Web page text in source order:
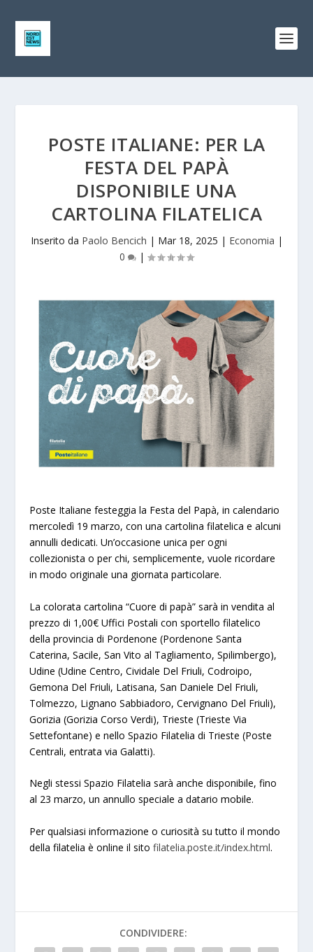
POSTE ITALIANE: PER LA
FESTA DEL PAPÀ
DISPONIBILE UNA
CARTOLINA FILATELICA
Inserito da Paolo Bencich | Mar 18, 2025 | Economia |
0
|
Poste Italiane festeggia la Festa del Papà, in calendario
mercoledì 19 marzo, con una cartolina filatelica e alcuni
annulli dedicati. Un’occasione unica per ogni
collezionista o per chi, semplicemente, vuole ricordare
in modo originale una giornata particolare.
La colorata cartolina “Cuore di papà” sarà in vendita al
prezzo di 1,00€ Uffici Postali con sportello filatelico
della provincia di Pordenone (Pordenone Santa
Caterina, Sacile, San Vito al Tagliamento, Spilimbergo),
Udine (Udine Centro, Cividale Del Friuli, Codroipo,
Gemona Del Friuli, Latisana, San Daniele Del Friuli,
Tolmezzo, Lignano Sabbiadoro, Cervignano Del Friuli),
Gorizia (Gorizia Corso Verdi), Trieste (Trieste Via
Settefontane) e nello Spazio Filatelia di Trieste (Poste
Centrali, entrata via Galatti).
Negli stessi Spazio Filatelia sarà anche disponibile, fino
al 23 marzo, un annullo speciale a datario mobile.
Per qualsiasi informazione o curiosità su tutto il mondo
della filatelia è online il sito filatelia.poste.it/index.html.
CONDIVIDERE: